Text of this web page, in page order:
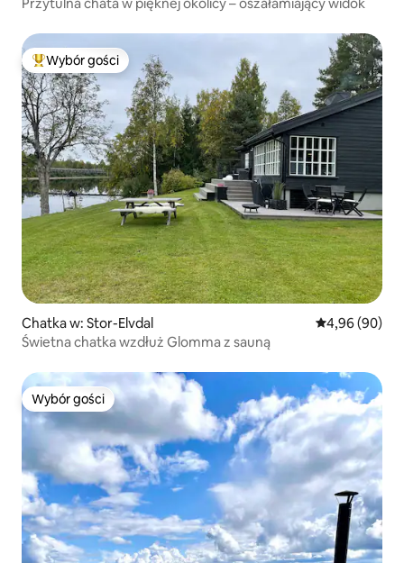
Najpopularniejsze z kategorii Wybór gości
Wybór gości
Chatka w: Stor-Elvdal Średnia
4,96 (90)
Świetna chatka wzdłuż Glomma z sauną
Wybór gości
Wybór gości